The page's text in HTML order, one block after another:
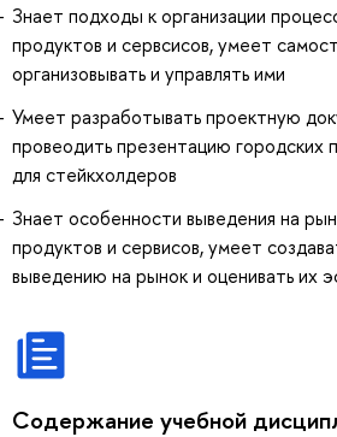
Знает подходы к организации
продуктов и сервсисов, умеет
организовывать и управлять ими
Умеет разработывать проектную
провеодить презентацию городских
для стейкхолдеров
Знает особенности выведения на
продуктов и сервисов, умеет
выведению на рынок и оценивать их
Содержание учебной